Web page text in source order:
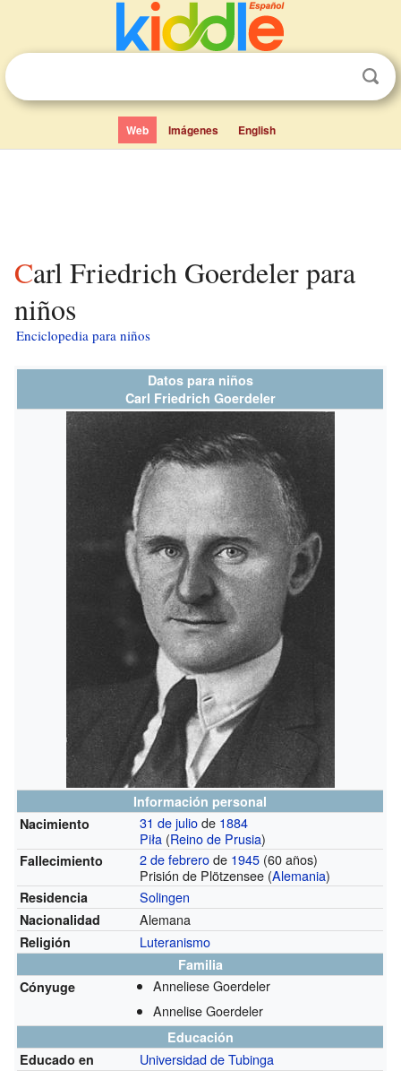
Web Imágenes English
Carl Friedrich Goerdeler para
niños
Enciclopedia para niños
Datos para niños
Carl Friedrich Goerdeler
Información personal
Nacimiento
31 de juliode 1884
Piła (Reino de Prusia)
Fallecimiento 2 de febrerode 1945 (60 años)
Prisión de Plötzensee (Alemania)
Residencia Solingen
Nacionalidad Alemana
Religión Luteranismo
Familia
Cónyuge
Anneliese Goerdeler
Annelise Goerdeler
Educación
Educado en
Universidad de Tubinga